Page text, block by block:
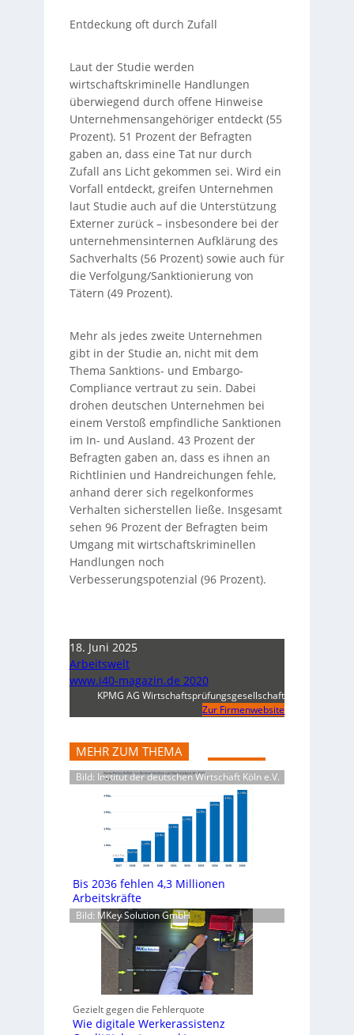
Entdeckung oft durch Zufall
Laut der Studie werden
wirtschaftskriminelle Handlungen
überwiegend durch offene Hinweise
Unternehmensangehöriger entdeckt (55
Prozent). 51 Prozent der Befragten
gaben an, dass eine Tat nur durch
Zufall ans Licht gekommen sei. Wird ein
Vorfall entdeckt, greifen Unternehmen
laut Studie auch auf die Unterstützung
Externer zurück – insbesondere bei der
unternehmensinternen Aufklärung des
Sachverhalts (56 Prozent) sowie auch für
die Verfolgung/Sanktionierung von
Tätern (49 Prozent).
Mehr als jedes zweite Unternehmen
gibt in der Studie an, nicht mit dem
Thema Sanktions- und Embargo-
Compliance vertraut zu sein. Dabei
drohen deutschen Unternehmen bei
einem Verstoß empfindliche Sanktionen
im In- und Ausland. 43 Prozent der
Befragten gaben an, dass es ihnen an
Richtlinien und Handreichungen fehle,
anhand derer sich regelkonformes
Verhalten sicherstellen ließe. Insgesamt
sehen 96 Prozent der Befragten beim
Umgang mit wirtschaftskriminellen
Handlungen noch
Verbesserungspotenzial (96 Prozent).
18. Juni 2025
Arbeitswelt
www.i40-magazin.de 2020
KPMG AG Wirtschaftsprüfungsgesellschaft
Zur Firmenwebsite
MEHR ZUM THEMA
Bild: Institut der deutschen Wirtschaft Köln e.V.
Bis 2036 fehlen 4,3 Millionen
Arbeitskräfte
Bild: MKey Solution GmbH
Gezielt gegen die Fehlerquote
Wie digitale Werkerassistenz